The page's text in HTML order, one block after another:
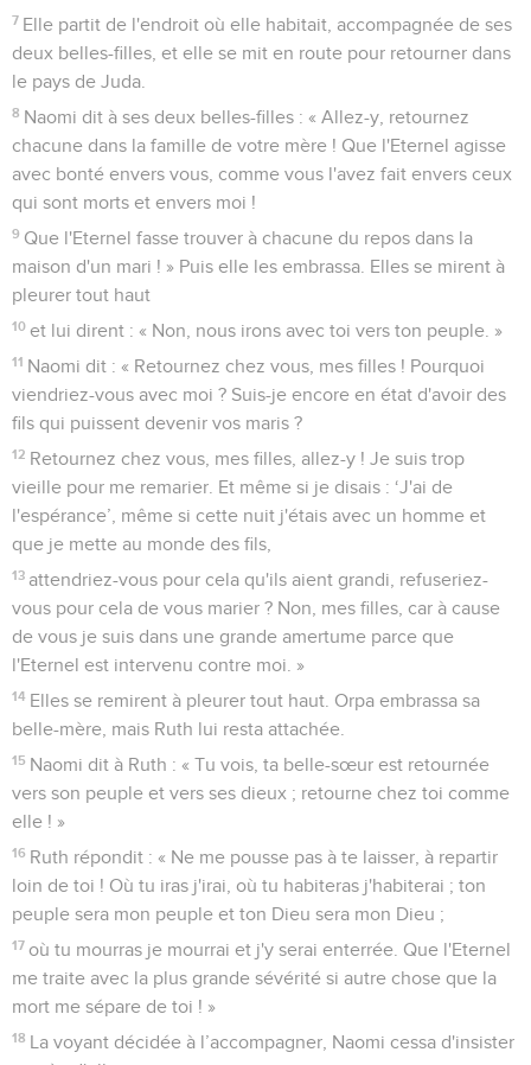
7 Elle partit de l'endroit où elle habitait, accompagnée de ses
deux belles-filles, et elle se mit en route pour retourner dans
le pays de Juda.
8 Naomi dit à ses deux belles-filles : « Allez-y, retournez
chacune dans la famille de votre mère ! Que l'Eternel agisse
avec bonté envers vous, comme vous l'avez fait envers ceux
qui sont morts et envers moi !
9 Que l'Eternel fasse trouver à chacune du repos dans la
maison d'un mari ! » Puis elle les embrassa. Elles se mirent à
pleurer tout haut
10 et lui dirent : « Non, nous irons avec toi vers ton peuple. »
11 Naomi dit : « Retournez chez vous, mes filles ! Pourquoi
viendriez-vous avec moi ? Suis-je encore en état d'avoir des
fils qui puissent devenir vos maris ?
12 Retournez chez vous, mes filles, allez-y ! Je suis trop
vieille pour me remarier. Et même si je disais : ‘J'ai de
l'espérance’, même si cette nuit j'étais avec un homme et
que je mette au monde des fils,
13 attendriez-vous pour cela qu'ils aient grandi, refuseriez-
vous pour cela de vous marier ? Non, mes filles, car à cause
de vous je suis dans une grande amertume parce que
l'Eternel est intervenu contre moi. »
14 Elles se remirent à pleurer tout haut. Orpa embrassa sa
belle-mère, mais Ruth lui resta attachée.
15 Naomi dit à Ruth : « Tu vois, ta belle-sœur est retournée
vers son peuple et vers ses dieux ; retourne chez toi comme
elle ! »
16 Ruth répondit : « Ne me pousse pas à te laisser, à repartir
loin de toi ! Où tu iras j'irai, où tu habiteras j'habiterai ; ton
peuple sera mon peuple et ton Dieu sera mon Dieu ;
17 où tu mourras je mourrai et j'y serai enterrée. Que l'Eternel
me traite avec la plus grande sévérité si autre chose que la
mort me sépare de toi ! »
18 La voyant décidée à l’accompagner, Naomi cessa d'insister